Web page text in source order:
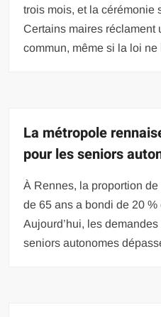
trois mois, et la cérémonie
Certains maires réclament
commun, même si la loi ne
La métropole
pour les seniors
À Rennes, la proportion
de 65 ans a bondi de 20 %
Aujourd’hui, les
seniors autonomes